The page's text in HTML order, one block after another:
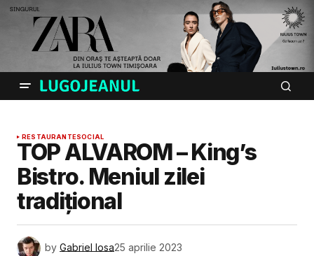
RESTAURANTESOCIAL
TOP ALVAROM – King’s
Bistro. Meniul zilei
tradițional
by Gabriel Iosa25 aprilie 2023